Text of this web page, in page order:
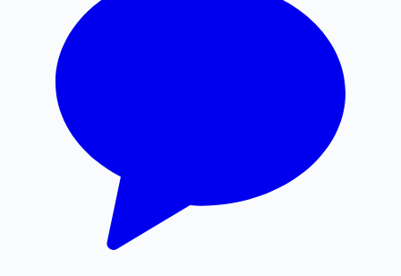
울산이혼전문변호사